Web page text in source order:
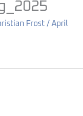
Frost / April